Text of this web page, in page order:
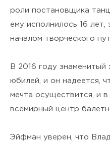
роли постановщика
ему исполнилось 16
началом творческого
В 2016 году
юбилей, и он надеется,
мечта осуществится, и
всемирный центр
Эйфман уверен, что